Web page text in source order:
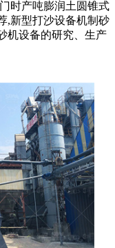
时产吨膨润土圆锥式
,新型打沙设备机制砂
机设备的研究、生产